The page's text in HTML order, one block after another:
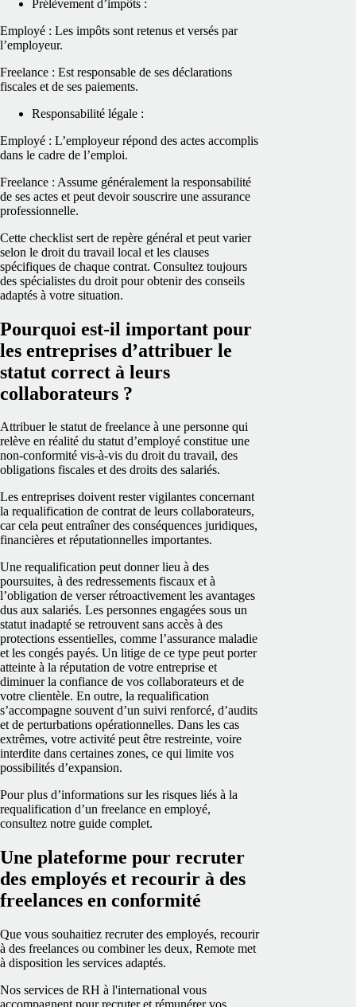
Prélèvement d’impôts :
Employé : Les impôts sont retenus et versés par
l’employeur.
Freelance : Est responsable de ses déclarations
fiscales et de ses paiements.
Responsabilité légale :
Employé : L’employeur répond des actes accomplis
dans le cadre de l’emploi.
Freelance : Assume généralement la responsabilité
de ses actes et peut devoir souscrire une assurance
professionnelle.
Cette checklist sert de repère général et peut varier
selon le droit du travail local et les clauses
spécifiques de chaque contrat. Consultez toujours
des spécialistes du droit pour obtenir des conseils
adaptés à votre situation.
Pourquoi est-il important pour
les entreprises d’attribuer le
statut correct à leurs
collaborateurs ?
Attribuer le statut de freelance à une personne qui
relève en réalité du statut d’employé constitue une
non‑conformité vis‑à‑vis du droit du travail, des
obligations fiscales et des droits des salariés.
Les entreprises doivent rester vigilantes concernant
la requalification de contrat de leurs collaborateurs,
car cela peut entraîner des conséquences juridiques,
financières et réputationnelles importantes.
Une requalification peut donner lieu à des
poursuites, à des redressements fiscaux et à
l’obligation de verser rétroactivement les avantages
dus aux salariés. Les personnes engagées sous un
statut inadapté se retrouvent sans accès à des
protections essentielles, comme l’assurance maladie
et les congés payés. Un litige de ce type peut porter
atteinte à la réputation de votre entreprise et
diminuer la confiance de vos collaborateurs et de
votre clientèle. En outre, la requalification
s’accompagne souvent d’un suivi renforcé, d’audits
et de perturbations opérationnelles. Dans les cas
extrêmes, votre activité peut être restreinte, voire
interdite dans certaines zones, ce qui limite vos
possibilités d’expansion.
Pour plus d’informations sur les risques liés à la
requalification d’un freelance en employé,
consultez notre guide complet.
Une plateforme pour recruter
des employés et recourir à des
freelances en conformité
Que vous souhaitiez recruter des employés, recourir
à des freelances ou combiner les deux, Remote met
à disposition les services adaptés.
Nos services de RH à l'international vous